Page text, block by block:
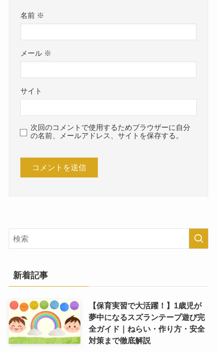
名前 ※
メール ※
サイト
次回のコメントで使用するためブラウザーに自分
の名前、メールアドレス、サイトを保存する。
新着記事
【保育実習で大活躍！】1歳児が
夢中になるスズランテープ遊び完
全ガイド｜ねらい・作り方・安全
対策まで徹底解説